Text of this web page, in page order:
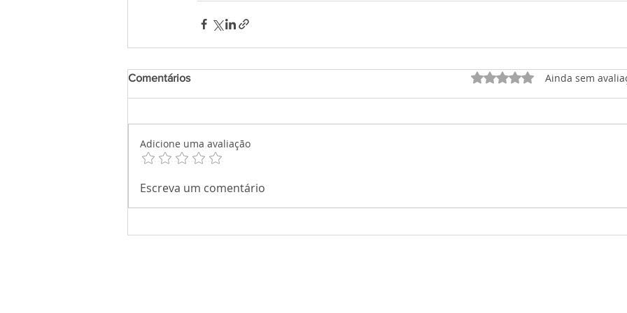
Comentários Avaliado com 0 de 5
Ainda sem
Adicione uma avaliação
Escreva um comentário